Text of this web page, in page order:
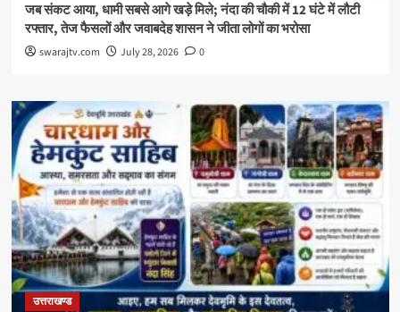
जब संकट आया, धामी सबसे आगे खड़े मिले; नंदा की चौकी में 12 घंटे में लौटी
रफ्तार, तेज फैसलों और जवाबदेह शासन ने जीता लोगों का भरोसा
swarajtv.com July 28, 2026 0
उत्तराखण्ड